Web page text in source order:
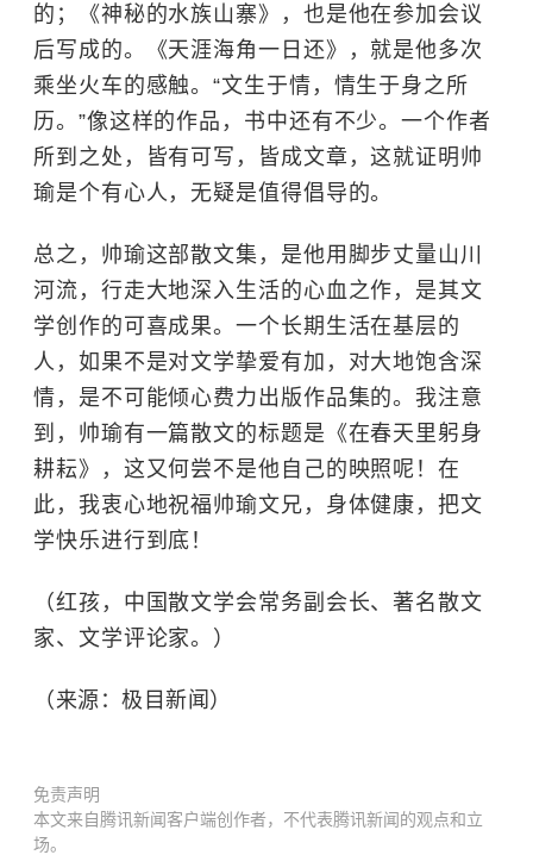
的；《神秘的水族山寨》，也是他在参加会议
后写成的。《天涯海角一日还》，就是他多次
乘坐火车的感触。“文生于情，情生于身之所
历。”像这样的作品，书中还有不少。一个作者
所到之处，皆有可写，皆成文章，这就证明帅
瑜是个有心人，无疑是值得倡导的。
总之，帅瑜这部散文集，是他用脚步丈量山川
河流，行走大地深入生活的心血之作，是其文
学创作的可喜成果。一个长期生活在基层的
人，如果不是对文学挚爱有加，对大地饱含深
情，是不可能倾心费力出版作品集的。我注意
到，帅瑜有一篇散文的标题是《在春天里躬身
耕耘》，这又何尝不是他自己的映照呢！在
此，我衷心地祝福帅瑜文兄，身体健康，把文
学快乐进行到底！
（红孩，中国散文学会常务副会长、著名散文
家、文学评论家。）
（来源：极目新闻）
免责声明
本文来自腾讯新闻客户端创作者，不代表腾讯新闻的观点和立
场。